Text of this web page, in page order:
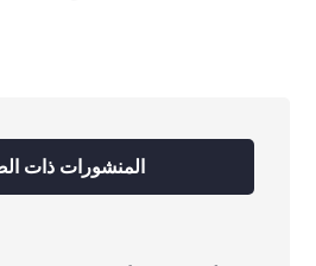
المنشورات ذات